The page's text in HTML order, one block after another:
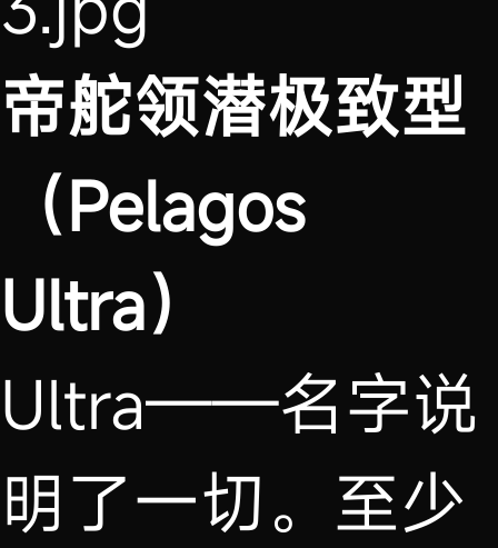
帝舵领潜极致型
（Pelagos
Ultra）
Ultra——名字说
明了一切。至少